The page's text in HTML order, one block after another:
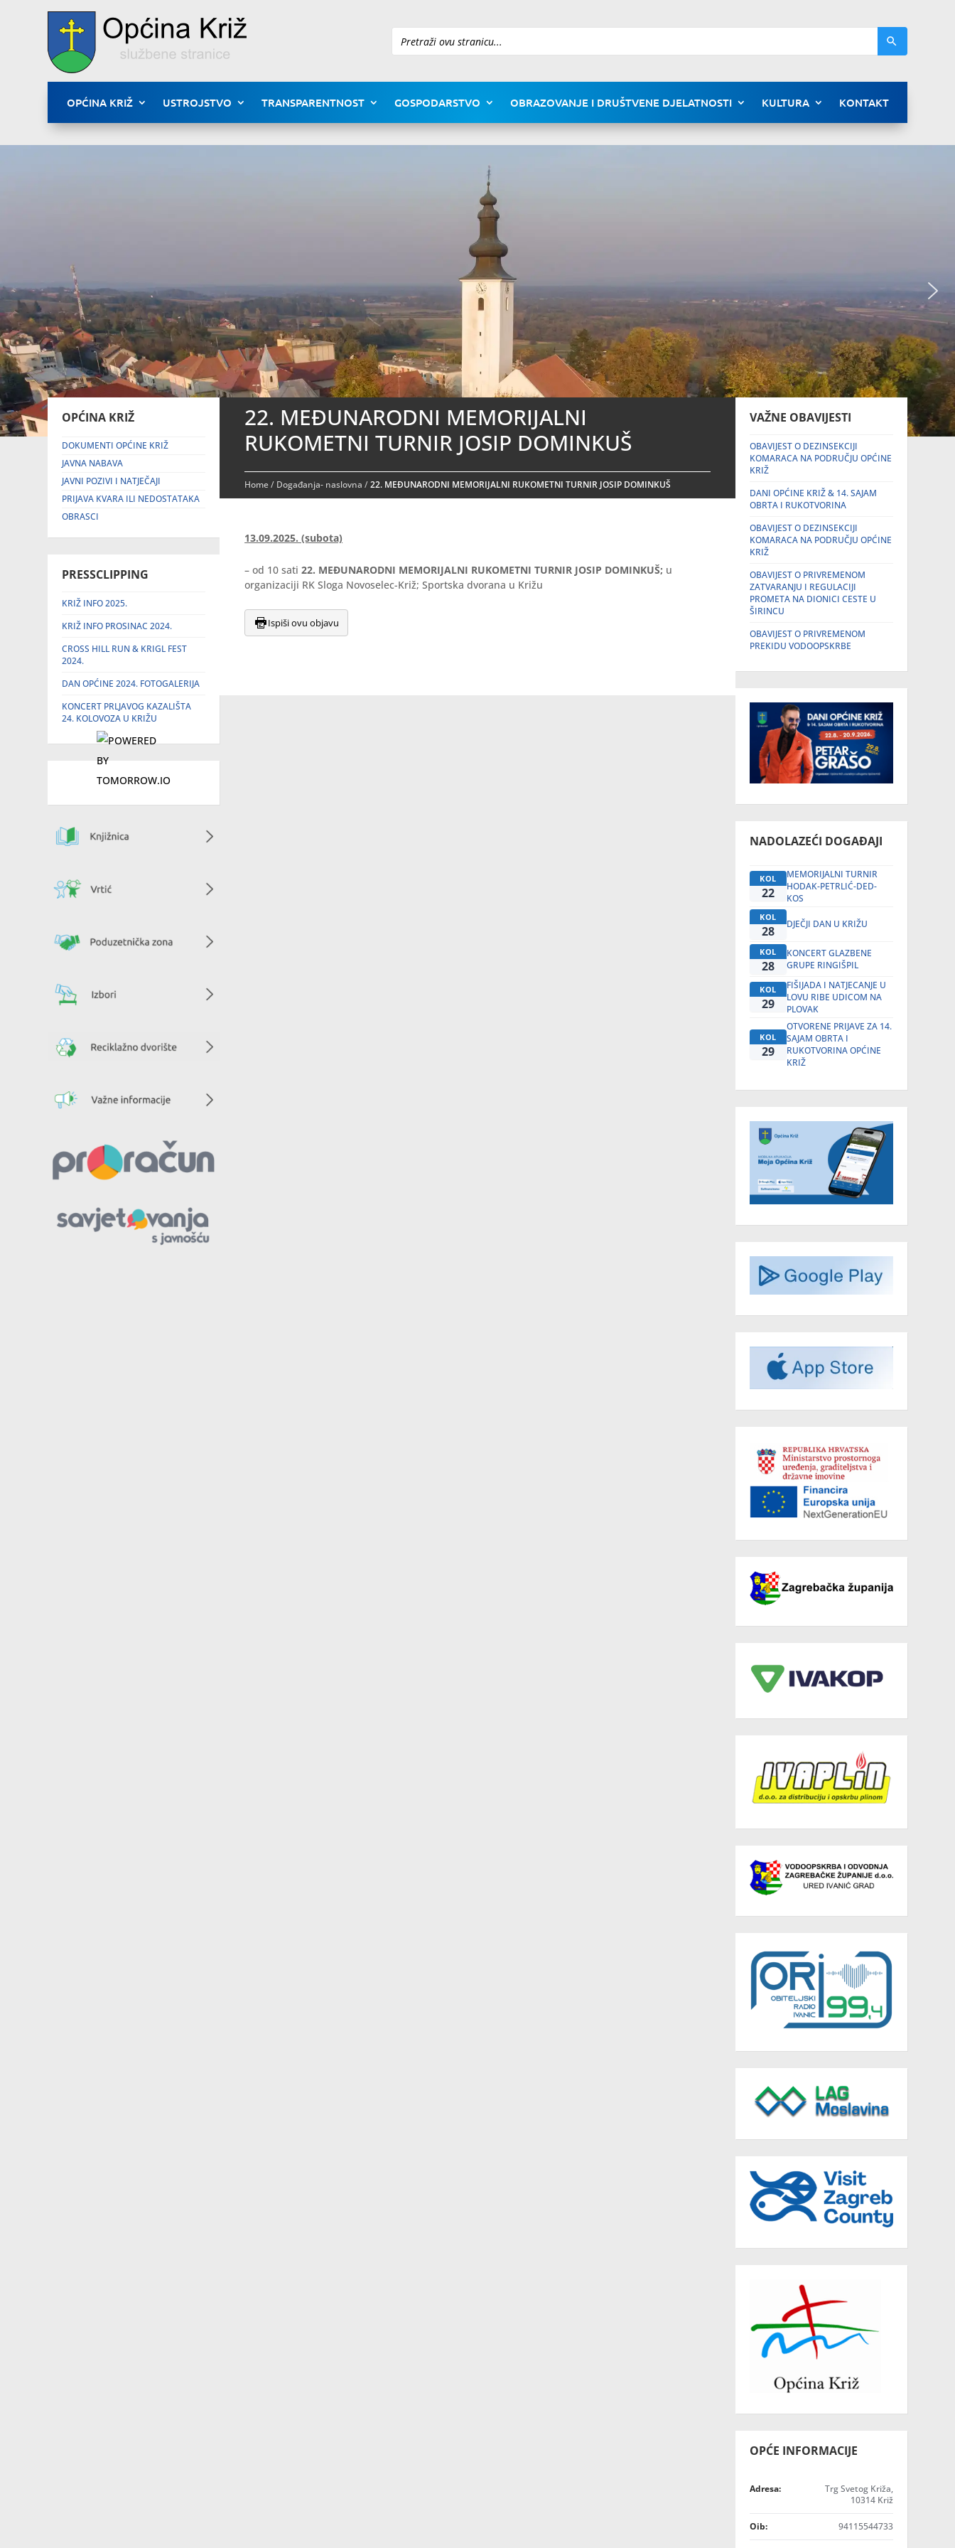
Pretraži
OPĆINA KRIŽ USTROJSTVO TRANSPARENTNOST GOSPODARSTVO OBRAZOVANJE I DRUŠTVENE DJELATNOSTI KULTURA KONTAKT
OPĆINA KRIŽ
DOKUMENTI OPĆINE KRIŽ
JAVNA NABAVA
JAVNI POZIVI I NATJEČAJI
PRIJAVA KVARA ILI NEDOSTATAKA
OBRASCI
PRESSCLIPPING
KRIŽ INFO 2025.
KRIŽ INFO PROSINAC 2024.
CROSS HILL RUN & KRIGL FEST
2024.
DAN OPĆINE 2024. FOTOGALERIJA
KONCERT PRLJAVOG KAZALIŠTA
24. KOLOVOZA U KRIŽU
22. MEĐUNARODNI MEMORIJALNI
RUKOMETNI TURNIR JOSIP DOMINKUŠ
Home/ Događanja- naslovna /22. MEĐUNARODNI MEMORIJALNI RUKOMETNI TURNIR JOSIP DOMINKUŠ
13.09.2025. (subota)
– od 10 sati22. MEĐUNARODNI MEMORIJALNI RUKOMETNI TURNIR JOSIP DOMINKUŠ; u
organizaciji RK Sloga Novoselec-Križ; Sportska dvorana u Križu
Ispiši ovu objavu
VAŽNE OBAVIJESTI
OBAVIJEST O DEZINSEKCIJI
KOMARACA NA PODRUČJU OPĆINE
KRIŽ
DANI OPĆINE KRIŽ & 14. SAJAM
OBRTA I RUKOTVORINA
OBAVIJEST O DEZINSEKCIJI
KOMARACA NA PODRUČJU OPĆINE
KRIŽ
OBAVIJEST O PRIVREMENOM
ZATVARANJU I REGULACIJI
PROMETA NA DIONICI CESTE U
ŠIRINCU
OBAVIJEST O PRIVREMENOM
PREKIDU VODOOPSKRBE
NADOLAZEĆI DOGAĐAJI
KOL
22
MEMORIJALNI TURNIR
HODAK-PETRLIĆ-DED-
KOS
KOL
28 DJEČJI DAN U KRIŽU
KOL
28
KONCERT GLAZBENE
GRUPE RINGIŠPIL
KOL
29
FIŠIJADA I NATJECANJE U
LOVU RIBE UDICOM NA
PLOVAK
KOL
29
OTVORENE PRIJAVE ZA 14.
SAJAM OBRTA I
RUKOTVORINA OPĆINE
KRIŽ
OPĆE INFORMACIJE
Adresa:
Trg Svetog Križa,
10314 Križ
Oib: 94115544733